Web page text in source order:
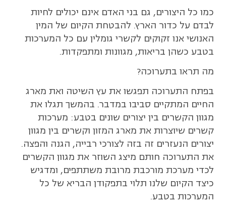
כמו כל היצורים, גם בני האדם אינם יכולים לחיות
לבדם על כדור הארץ. להבטחת הקיום של המין
האנושי אנו זקוקים לקשרי גומלין עם כל המערכות
בטבע כשהן בריאות, מגוונות ומתפקדות.
מה תראו בתערוכה?
בפתח התערוכה תפגשו את עץ השיטה ואת מארג
החיים המתקיים סביבו במדבר. בהמשך תגלו את
מגוון הקשרים בין יצורים שונים בטבע: מערכות
קשרים שיוצרות את מארג המזון וקשרים בין מגוון
יצורים הנעזרים זה בזה לצורכי רבייה, הגנה והפצה.
את התערוכה חותם מיצג השוזר את מגוון הקשרים
לכדי מערכת מורכבת מרובת משתתפים, ומדגיש
כיצד הקיום שלנו תלוי בתפקודן הבריא של כל
המערכות בטבע.